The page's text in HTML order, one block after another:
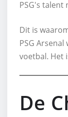
PSG's talent
Dit is
PSG
voetbal. Het
De